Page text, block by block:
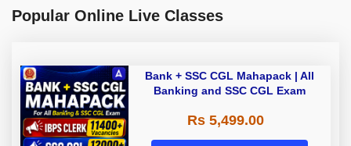
Popular Online Live Classes
Bank + SSC CGL Mahapack | All
Banking and SSC CGL Exam
Rs 5,499.00